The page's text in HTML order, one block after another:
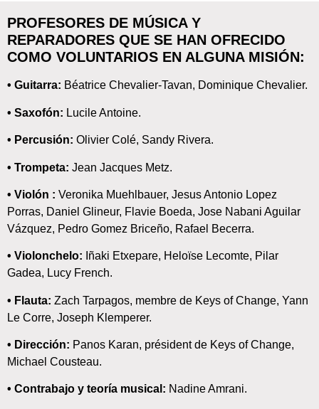
PROFESORES DE MÚSICA Y
REPARADORES QUE SE HAN OFRECIDO
COMO VOLUNTARIOS EN ALGUNA MISIÓN:
• Guitarra: Béatrice Chevalier-Tavan, Dominique Chevalier.
• Saxofón: Lucile Antoine.
• Percusión: Olivier Colé, Sandy Rivera.
• Trompeta: Jean Jacques Metz.
• Violón : Veronika Muehlbauer, Jesus Antonio Lopez
Porras, Daniel Glineur, Flavie Boeda, Jose Nabani Aguilar
Vázquez, Pedro Gomez Briceño, Rafael Becerra.
• Violonchelo: Iñaki Etxepare, Heloïse Lecomte, Pilar
Gadea, Lucy French.
• Flauta: Zach Tarpagos, membre de Keys of Change, Yann
Le Corre, Joseph Klemperer.
• Dirección: Panos Karan, président de Keys of Change,
Michael Cousteau.
• Contrabajo y teoría musical: Nadine Amrani.